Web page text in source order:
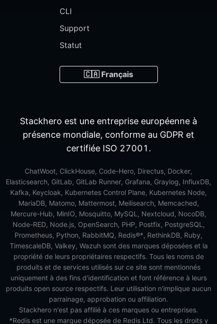
CLI
Support
Statut
🇨🇦 Français
Stackhero est une entreprise européenne à
présence mondiale, conforme au GDPR et
certifiée ISO 27001.
ChatWoot, ClickHouse, Code-Hero, Directus, Docker,
Elasticsearch, GitLab, GitLab Runner, Grafana, Graylog, InfluxDB,
Kafka, Keycloak, Kubernetes Control Plane, Kubernetes Node,
MariaDB, Matomo, Mattermost, Meilisearch, Memcached,
Mercure-Hub, MinIO, Mosquitto, MySQL, Nextcloud, NocoDB,
Node-RED, Node.js, OpenSearch, PHP, Postfix, PostgreSQL,
Prometheus, Python, RabbitMQ, Redis®*, RethinkDB, Ruby,
TimescaleDB, Valkey, Wazuh sont des marques déposées et la
propriété de leurs propriétaires respectifs. Tous les noms de
produits et de services utilisés sur ce site sont mentionnés
uniquement à des fins d'identification et font référence à leurs
produits open source respectifs. Leur utilisation n'implique aucun
parrainage, approbation ou affiliation.
Stackhero n'est pas affilié à ces marques ou entreprises.
*Redis est une marque déposée de Redis Ltd. Tous les droits y